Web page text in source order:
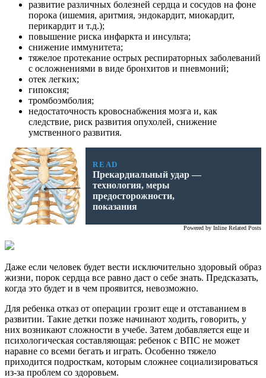
развитие различных болезней сердца и сосудов на фоне
порока (ишемия, аритмия, эндокардит, миокардит,
перикардит и т.д.);
повышение риска инфаркта и инсульта;
снижение иммунитета;
тяжелое протекание острых респираторных заболеваний
с осложнениями в виде бронхитов и пневмоний;
отек легких;
гипоксия;
тромбоэмболия;
недостаточность кровоснабжения мозга и, как
следствие, риск развития опухолей, снижение
умственного развития.
READ
Прекардиальный удар —
технология, меры
предосторожности,
показания
Powered by Inline Related Posts
Даже если человек будет вести исключительно здоровый образ
жизни, порок сердца все равно даст о себе знать. Предсказать,
когда это будет и в чем проявится, невозможно.
Для ребенка отказ от операции грозит еще и отставанием в
развитии. Такие детки позже начинают ходить, говорить, у
них возникают сложности в учебе. Затем добавляется еще и
психологическая составляющая: ребенок с ВПС не может
наравне со всеми бегать и играть. Особенно тяжело
приходится подросткам, которым сложнее социализироваться
из-за проблем со здоровьем.